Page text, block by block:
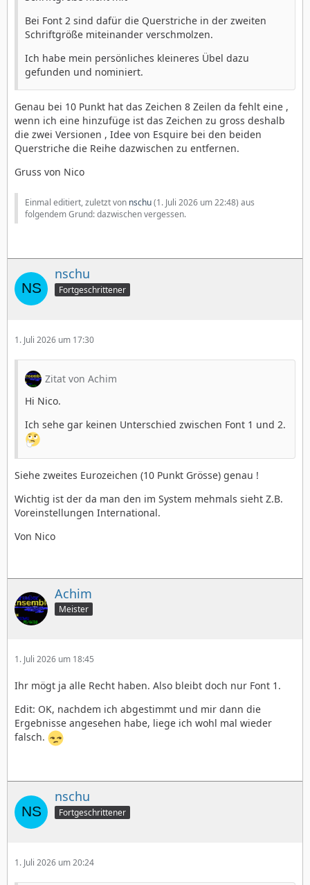
Bei Font 2 sind dafür die Querstriche in der zweiten
Schriftgröße miteinander verschmolzen.
Ich habe mein persönliches kleineres Übel dazu
gefunden und nominiert.
Genau bei 10 Punkt hat das Zeichen 8 Zeilen da fehlt eine ,
wenn ich eine hinzufüge ist das Zeichen zu gross deshalb
die zwei Versionen , Idee von Esquire bei den beiden
Querstriche die Reihe dazwischen zu entfernen.
Gruss von Nico
Einmal editiert, zuletzt von nschu(1. Juli 2026 um 22:48) aus
folgendem Grund: dazwischen vergessen.
nschu
Fortgeschrittener
1. Juli 2026 um 17:30
Zitat von Achim
Hi Nico.
Ich sehe gar keinen Unterschied zwischen Font 1 und 2.
Siehe zweites Eurozeichen (10 Punkt Grösse) genau !
Wichtig ist der da man den im System mehmals sieht Z.B.
Voreinstellungen International.
Von Nico
Achim
Meister
1. Juli 2026 um 18:45
Ihr mögt ja alle Recht haben. Also bleibt doch nur Font 1.
Edit: OK, nachdem ich abgestimmt und mir dann die
Ergebnisse angesehen habe, liege ich wohl mal wieder
falsch.
nschu
Fortgeschrittener
1. Juli 2026 um 20:24